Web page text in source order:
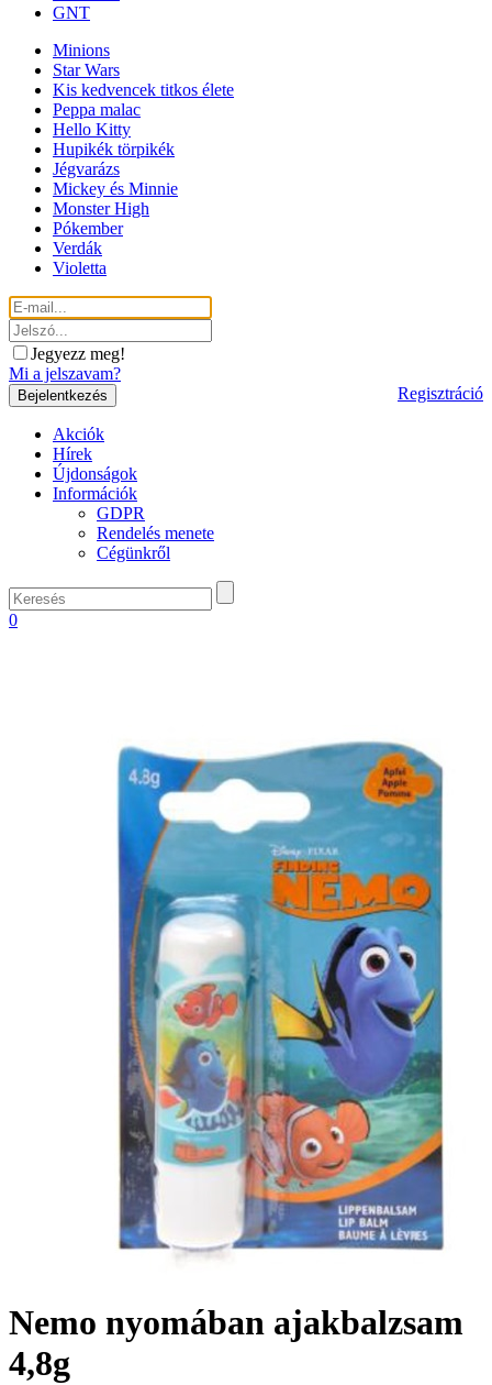
GNT
Minions
Star Wars
Kis kedvencek titkos élete
Peppa malac
Hello Kitty
Hupikék törpikék
Jégvarázs
Mickey és Minnie
Monster High
Pókember
Verdák
Violetta
Jegyezz meg!
Mi a jelszavam?
Regisztráció
Akciók
Hírek
Újdonságok
Információk
GDPR
Rendelés menete
Cégünkről
0
Nemo nyomában ajakbalzsam
4,8g